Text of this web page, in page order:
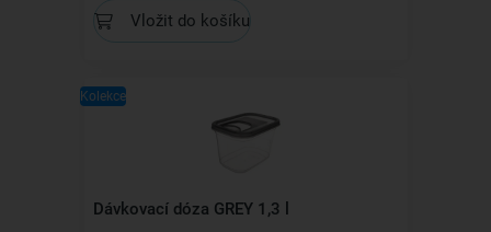
Vložit do košíku
Kolekce
Dávkovací dóza GREY 1,3 l